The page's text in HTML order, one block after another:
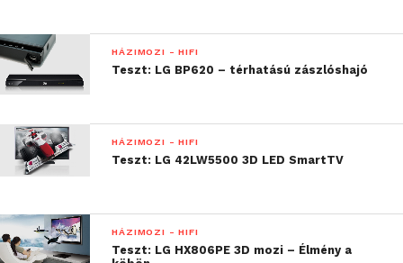
HÁZIMOZI - HIFI
Teszt: LG BP620 – térhatású zászlóshajó
HÁZIMOZI - HIFI
Teszt: LG 42LW5500 3D LED SmartTV
HÁZIMOZI - HIFI
Teszt: LG HX806PE 3D mozi – Élmény a